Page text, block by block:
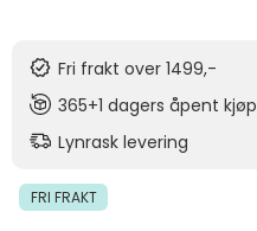
Fri frakt over 1499,-
365+1 dagers åpent kjøp
Lynrask levering
FRI FRAKT